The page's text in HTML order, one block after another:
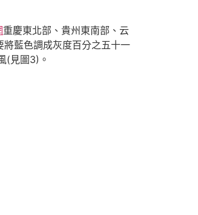
重慶東北部、貴州東南部、云
將藍色調成灰度百分之五十一
(見圖3)。